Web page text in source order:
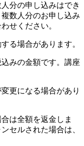
分の申し込みはでき
数人分のお申し込み
せください。
る場合があります。
みの金額です。講座
更になる場合があり
は全額を返金しま
セルされた場合は、